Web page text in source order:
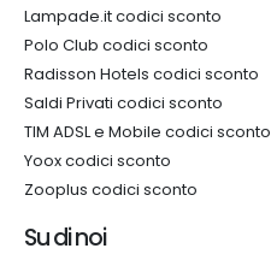
Lampade.it codici sconto
Polo Club codici sconto
Radisson Hotels codici sconto
Saldi Privati codici sconto
TIM ADSL e Mobile codici sconto
Yoox codici sconto
Zooplus codici sconto
Su di noi